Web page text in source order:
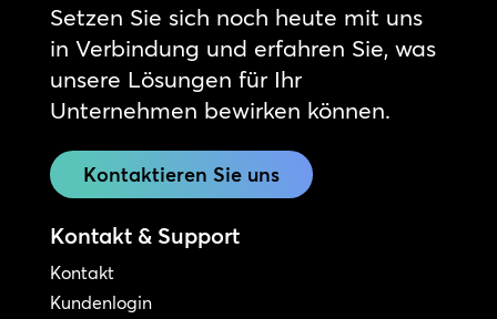
Setzen Sie sich noch heute mit uns
in Verbindung und erfahren Sie, was
unsere Lösungen für Ihr
Unternehmen bewirken können.
Kontaktieren Sie uns
Kontakt & Support
Kontakt
Kundenlogin